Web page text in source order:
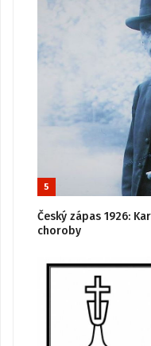
5
Český zápas 1926:
choroby